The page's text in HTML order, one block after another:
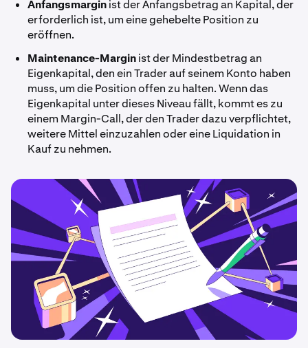
Anfangsmarginist derAnfangsbetrag an Kapital, der
erforderlich ist, um eine gehebelte Position zu
eröffnen.
Maintenance-Marginist der Mindestbetrag an
Eigenkapital, den ein Trader auf seinem Konto haben
muss, um die Position offen zu halten. Wenn das
Eigenkapital unter dieses Niveau fällt, kommt es zu
einem Margin-Call, der den Trader dazu verpflichtet,
weitere Mittel einzuzahlen oder eine Liquidation in
Kauf zu nehmen.